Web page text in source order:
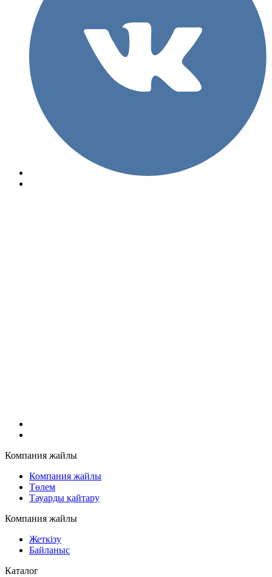
Компания жайлы
Компания жайлы
Төлем
Тауарды қайтару
Компания жайлы
Жеткізу
Байланыс
Каталог